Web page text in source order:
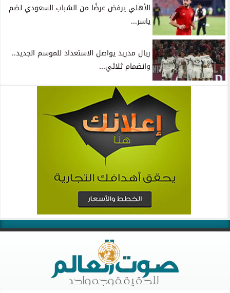
الأهلي يرفض عرضًا من الشباب السعودي لضم
ياسر...
ريال مدريد يواصل الاستعداد للموسم الجديد..
وانضمام ثلاثي...